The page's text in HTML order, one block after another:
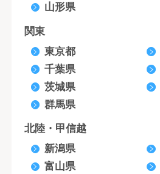
山形県
関東
東京都
千葉県
茨城県
群馬県
北陸・甲信越
新潟県
富山県